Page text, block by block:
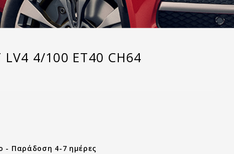
LV4 4/100 ET40 CH64
- Παράδοση 4-7 ημέρες